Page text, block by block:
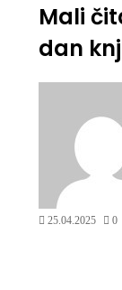
Mali
dan
25.04.2025
0